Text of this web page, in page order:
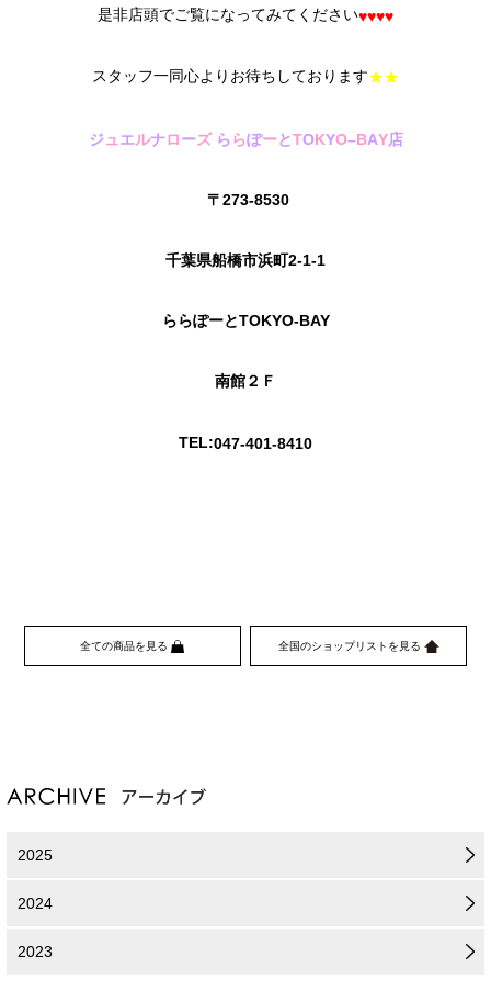
是非店頭でご覧になってみてください♥♥♥♥
スタッフ一同心よりお待ちしております★★
ジュ エルナローズ ららぽーとTOKYO–BAY店
〒273-8530
千葉県船橋市浜町2-1-1
ららぽーとTOKYO-BAY
南館２Ｆ
TEL:047-401-8410
全ての商品を見る 全国のショップリストを見る
2025
2024
2023